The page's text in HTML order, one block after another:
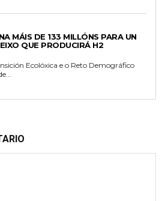
MÁIS DE 133 MILLÓNS PARA UN
QUE PRODUCIRÁ H2
Ecolóxica e o Reto Demográfico